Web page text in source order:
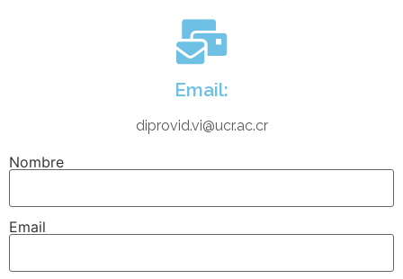
Email:
diprovid.vi@ucr.ac.cr
Nombre
Email